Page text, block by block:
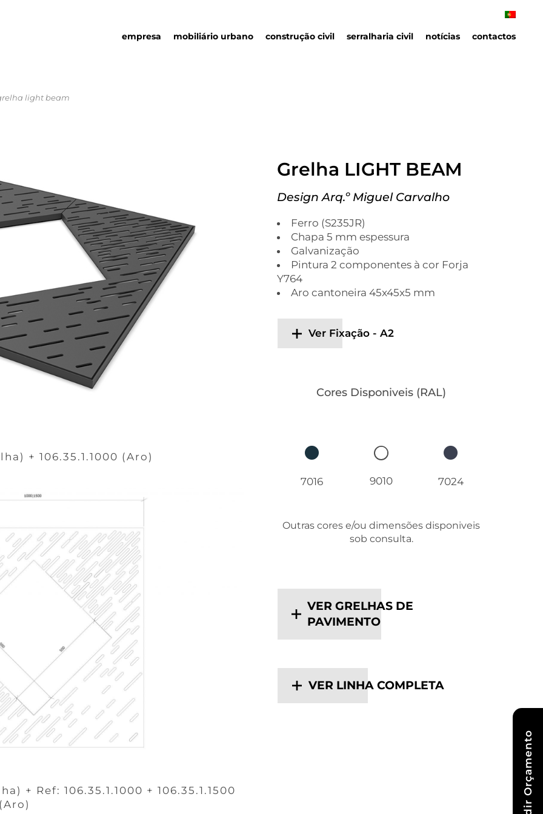
empresa mobiliário urbano construção civil serralharia civil notícias contactos
light beam
+ 106.35.1.1000 (Aro)
+ Ref: 106.35.1.1000 + 106.35.1.1500
Grelha LIGHT BEAM
Design Arq.º Miguel Carvalho
Ferro (S235JR)
Chapa 5 mm espessura
Galvanização
Pintura 2 componentes à cor Forja
Y764
Aro cantoneira 45x45x5 mm
Ver Fixação - A2
Cores Disponiveis (RAL)
7016 9010 7024
Outras cores e/ou dimensões disponiveis
sob consulta.
VER GRELHAS DE
PAVIMENTO
VER LINHA COMPLETA
Pedir Orçamento